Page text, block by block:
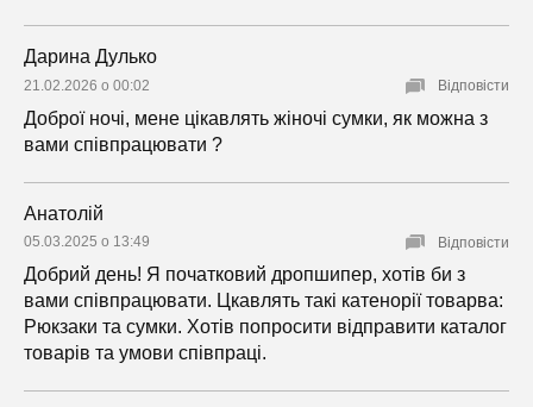
Дарина Дулько
21.02.2026 о 00:02
Доброї ночі, мене цікавлять жіночі сумки, як можна з
вами співпрацювати ?
Відповісти
Анатолій
05.03.2025 о 13:49
Добрий день! Я початковий дропшипер, хотів би з
вами співпрацювати. Цкавлять такі катенорії товарва:
Рюкзаки та сумки. Хотів попросити відправити каталог
товарів та умови співпраці.
Відповісти